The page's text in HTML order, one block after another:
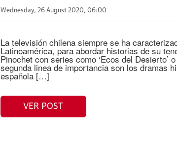
Wednesday, 26 August 2020, 06:00
La televisión chilena siempre se ha
Latinoamérica, para abordar historias de su
Pinochet con series como ‘Ecos del Desierto’
segunda linea de importancia son los dramas
española […]
VER POST